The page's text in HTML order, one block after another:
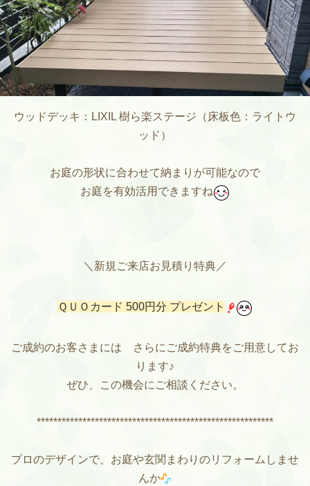
ウッドデッキ：LIXIL 樹ら楽ステージ（床板色：ライトウ
ッド）
お庭の形状に合わせて納まりが可能なので
お庭を有効活用できますね
＼新規ご来店お見積り特典／
ＱＵＯカード 500円分 プレゼント
ご成約のお客さまには さらにご成約特典をご用意してお
ります♪
ぜひ、この機会にご相談ください。
*********************************************************
プロのデザインで、お庭や玄関まわりのリフォームしませ
んか